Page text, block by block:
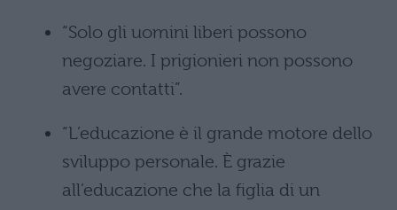
“Solo gli uomini liberi possono
negoziare. I prigionieri non possono
avere contatti”.
“L’educazione è il grande motore dello
sviluppo personale. È grazie
all’educazione che la figlia di un